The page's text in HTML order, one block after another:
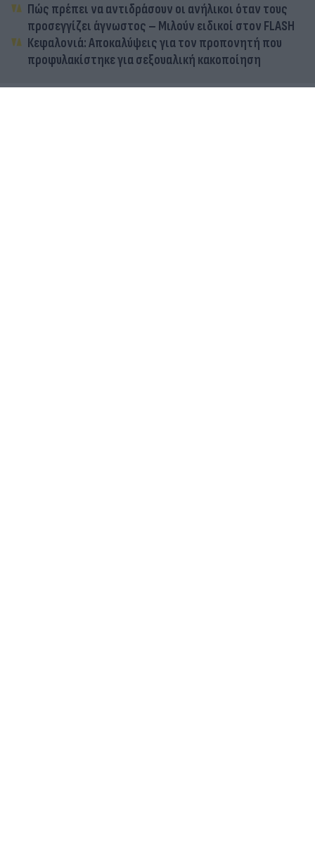
Πώς πρέπει να αντιδράσουν οι ανήλικοι όταν τους
προσεγγίζει άγνωστος – Μιλούν ειδικοί στον FLASH
Κεφαλονιά: Αποκαλύψεις για τον προπονητή που
προφυλακίστηκε για σεξουαλική κακοποίηση